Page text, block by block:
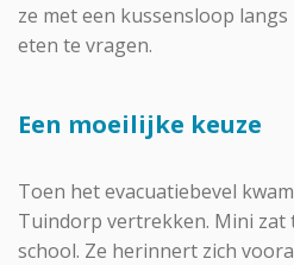
ze met een kussensloop
eten te vragen.
Een moeilijke keuze
Toen het evacuatiebevel
Tuindorp vertrekken. Mini zat
school. Ze herinnert zich